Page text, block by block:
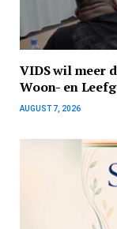
VIDS wil meer
Woon- en
AUGUST 7, 2026